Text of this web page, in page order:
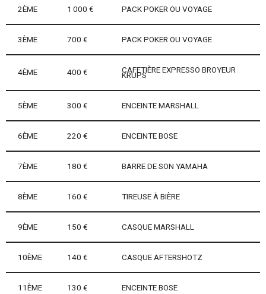
2ÈME 1 000 € PACK POKER OU VOYAGE
3ÈME 700 € PACK POKER OU VOYAGE
4ÈME 400 € CAFETIÈRE EXPRESSO BROYEUR
KRUPS
5ÈME 300 € ENCEINTE MARSHALL
6ÈME 220 € ENCEINTE BOSE
7ÈME 180 € BARRE DE SON YAMAHA
8ÈME 160 € TIREUSE À BIÈRE
9ÈME 150 € CASQUE MARSHALL
10ÈME 140 € CASQUE AFTERSHOTZ
11ÈME 130 € ENCEINTE BOSE